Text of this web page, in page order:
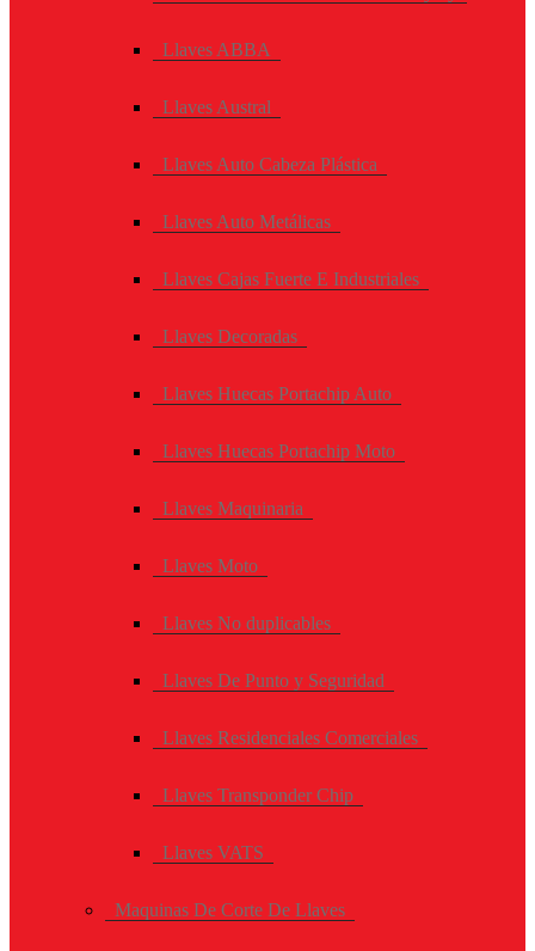
Llaves ABBA
Llaves Austral
Llaves Auto Cabeza Plástica
Llaves Auto Metálicas
Llaves Cajas Fuerte E Industriales
Llaves Decoradas
Llaves Huecas Portachip Auto
Llaves Huecas Portachip Moto
Llaves Maquinaria
Llaves Moto
Llaves No duplicables
Llaves De Punto y Seguridad
Llaves Residenciales Comerciales
Llaves Transponder Chip
Llaves VATS
Maquinas De Corte De Llaves